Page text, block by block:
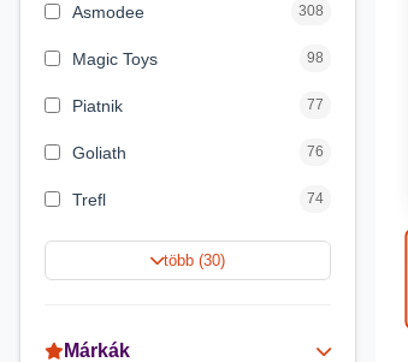
Asmodee 308
Magic Toys 98
Piatnik 77
Goliath 76
Trefl 74
Keller&Mayer 60
Spin Master
több (30)
Márkák